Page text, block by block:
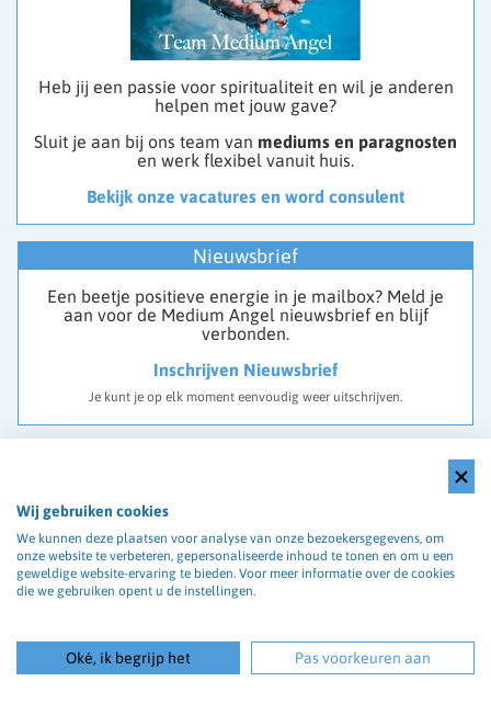
Heb jij een passie voor spiritualiteit en wil je anderen
helpen met jouw gave?
Sluit je aan bij ons team van mediums en paragnosten
en werk flexibel vanuit huis.
Bekijk onze vacatures en word consulent
Nieuwsbrief
Een beetje positieve energie in je mailbox? Meld je
aan voor de Medium Angel nieuwsbrief en blijf
verbonden.
Inschrijven Nieuwsbrief
Je kunt je op elk moment eenvoudig weer uitschrijven.
Medium Angel® is een officieel geregistreerd merk
Dit onderstreept onze betrouwbaarheid en
professionaliteit binnen spirituele consulten.
Wij gebruiken cookies
We kunnen deze plaatsen voor analyse van onze bezoekersgegevens, om
onze website te verbeteren, gepersonaliseerde inhoud te tonen en om u een
geweldige website-ervaring te bieden. Voor meer informatie over de cookies
die we gebruiken opent u de instellingen.
Oké, ik begrijp het Pas voorkeuren aan